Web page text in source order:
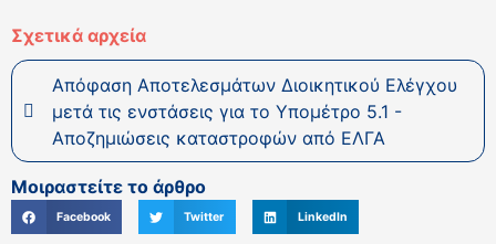
Σχετικά αρχεία
Απόφαση Αποτελεσμάτων Διοικητικού Ελέγχου
μετά τις ενστάσεις για το Υπομέτρο 5.1 -
Αποζημιώσεις καταστροφών από ΕΛΓΑ
Μοιραστείτε το άρθρο
Facebook Twitter LinkedIn